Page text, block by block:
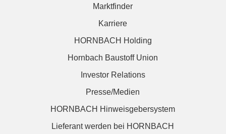
Marktfinder
Karriere
HORNBACH Holding
Hornbach Baustoff Union
Investor Relations
Presse/Medien
HORNBACH Hinweisgebersystem
Lieferant werden bei HORNBACH